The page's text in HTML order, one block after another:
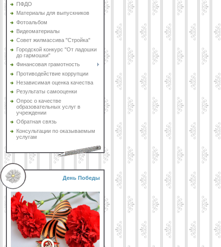
ПФДО
Материалы для выпускников
Фотоальбом
Видеоматериалы
Совет жилмассива "Стройка"
Городской конкурс "От ладошки
до гармошки"
Финансовая грамотность
Противодействие коррупции
Независимая оценка качества
Результаты самооценки
Опрос о качестве
образовательных услуг в
учреждении
Обратная связь
Консультации по оказываемым
услугам
День Победы